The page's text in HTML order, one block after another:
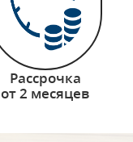
Рассрочка
от 2 месяцев